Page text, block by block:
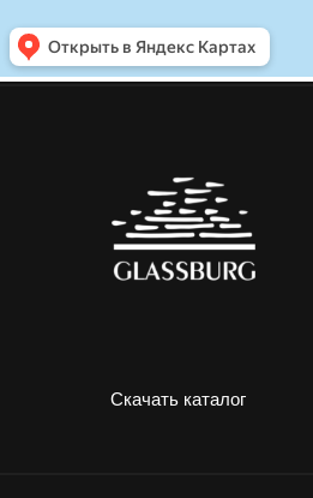
Скачать каталог